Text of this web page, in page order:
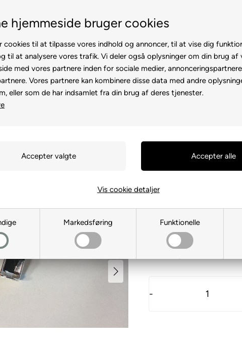
hjemmeside bruger cookies
cookies til at tilpasse vores indhold og annoncer, til at vise dig
til at analysere vores trafik. Vi deler også oplysninger om din brug af
med vores partnere inden for sociale medier,
Vores partnere kan kombinere disse data med andre
eller som de har indsamlet fra din brug af deres tjenester.
Markedsføring Funktionelle
Vis cookie detaljer
Rollator Brugte Otiumstole El-kørestol
Baglygte
LM-500
599,00DKK
-